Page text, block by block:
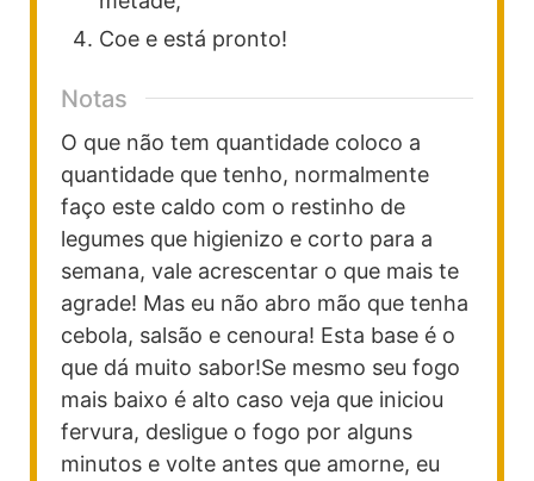
Coe e está pronto!
Notas
O que não tem quantidade coloco a
quantidade que tenho, normalmente
faço este caldo com o restinho de
legumes que higienizo e corto para a
semana, vale acrescentar o que mais te
agrade! Mas eu não abro mão que tenha
cebola, salsão e cenoura! Esta base é o
que dá muito sabor!Se mesmo seu fogo
mais baixo é alto caso veja que iniciou
fervura, desligue o fogo por alguns
minutos e volte antes que amorne, eu